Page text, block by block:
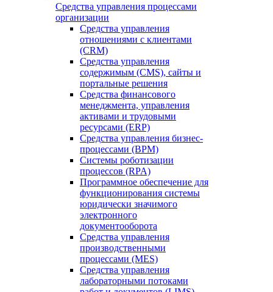
Средства управления процессами
организации
Средства управления
отношениями с клиентами
(CRM)
Средства управления
содержимым (CMS), сайты и
портальные решения
Средства финансового
менеджмента, управления
активами и трудовыми
ресурсами (ERP)
Средства управления бизнес-
процессами (BPM)
Системы роботизации
процессов (RPA)
Программное обеспечение для
функционирования системы
юридически значимого
электронного
документооборота
Средства управления
производственными
процессами (MES)
Средства управления
лабораторными потоками